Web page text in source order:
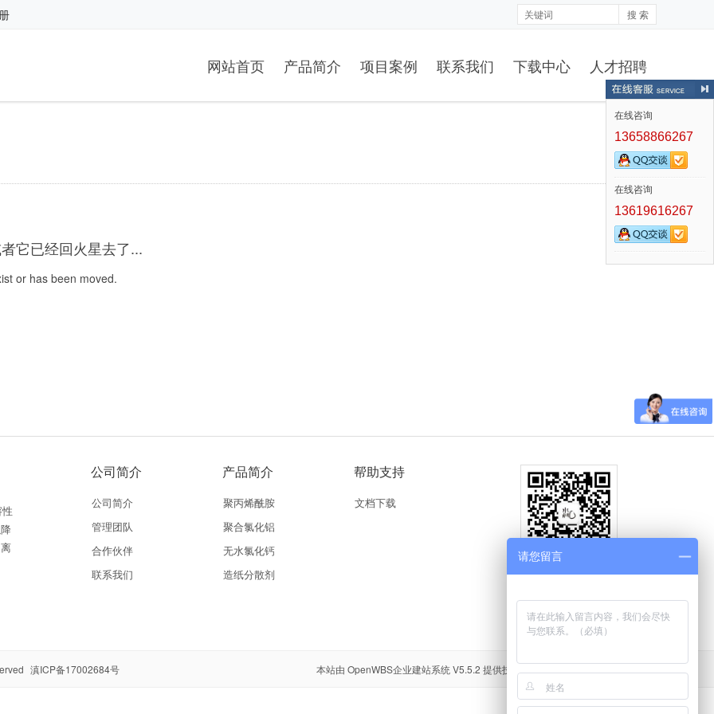
搜 索
网站首页 产品简介 项目案例 联系我们 下载中心 人才招聘
它已经回火星去了...
or has been moved.
公司简介
公司简介
管理团队
合作伙伴
联系我们
产品简介
聚丙烯酰胺
聚合氯化铝
无水氯化钙
造纸分散剂
帮助支持
文档下载
关注我们 · 更多干货资讯
本站由 OpenWBS企业建站系统 V5.5.2 提供技术支持 Processed in 0.4268s
滇ICP备17002684号
在线咨询
13658866267
在线咨询
13619616267
请您留言